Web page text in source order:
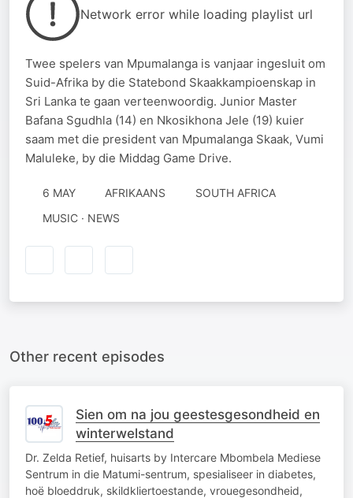
Network error while loading playlist url
Twee spelers van Mpumalanga is vanjaar ingesluit om
Suid-Afrika by die Statebond Skaakkampioenskap in
Sri Lanka te gaan verteenwoordig. Junior Master
Bafana Sgudhla (14) en Nkosikhona Jele (19) kuier
saam met die president van Mpumalanga Skaak, Vumi
Maluleke, by die Middag Game Drive.
6 MAY AFRIKAANS
SOUTH AFRICA
MUSIC · NEWS
Other recent episodes
Sien om na jou geestesgesondheid en
winterwelstand
Dr. Zelda Retief, huisarts by Intercare Mbombela Mediese
Sentrum in die Matumi-sentrum, spesialiseer in diabetes,
hoë bloeddruk, skildkliertoestande, vrouegesondheid,